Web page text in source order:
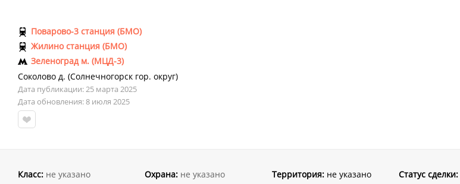
Поварово-3 станция (БМО)
Жилино станция (БМО)
Зеленоград м. (МЦД-3)
Соколово д. (Солнечногорск гор. округ)
Дата публикации: 25 марта 2025
Дата обновления: 8 июля 2025
Класс: не указано
Охрана: не указано
Территория:не указано Статус сделки: